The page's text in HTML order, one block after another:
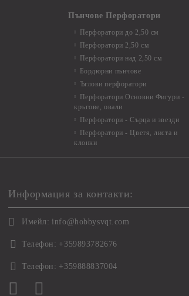
Пънчове Перфоратори
Перфоратори до 2,50 см
Перфоратори 2,50 см
Перфоратори над 2,50 см
Бордюрни пънчове
Ъглови перфоратори
Перфоратори Основни Фигури -
кръгове, овали
Перфоратори - Сърца и звезди
Перфоратори - Цветя, листа и
клонки
Информация за контакти:
Имейл: info@hobbysvqt.com
Телефон: +359893782676
Телефон: +359888837004